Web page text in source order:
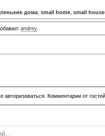
дома small home small
andrey
Комментарии от